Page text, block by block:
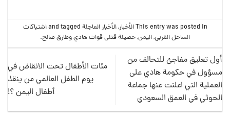
This entry was posted inالأخبار,الأخبار العاجلة
اشتباكات
الساحل الغربي,اليمن,حصيلة قتلى قوات هادي وطارق صالح.
أول تعليق مفاجئ للتحالف من
مسؤول في حكومة هادي على
العملية التي اعلنت عنها جماعة
الحوثي في العمق السعودي
مئات الأطفال تحت الانقاض في
يوم الطفل العالمي من ينقذ
أطفال اليمن ؟!